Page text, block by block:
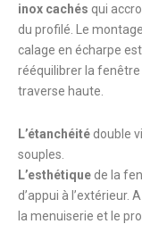
inox cachés qui
du profilé. Le
calage en écharpe
rééquilibrer la fenêtre
traverse haute.
L’étanchéitédouble
souples.
L’esthétiquede la
d’appui à l’extérieur.
la menuiserie et le